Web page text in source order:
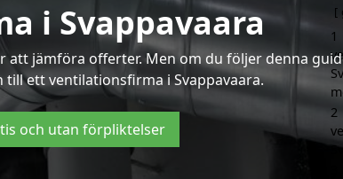
i Svappavaara
jämföra offerter. Men om du följer denna
ett ventilationsfirma i Svappavaara.
och utan förpliktelser
1
2